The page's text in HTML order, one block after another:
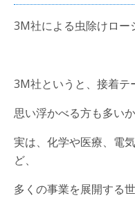
3M社による虫除けロー
3M社というと、接着テ
思い浮かべる方も多い
実は、化学や医療、電
ど、
多くの事業を展開する